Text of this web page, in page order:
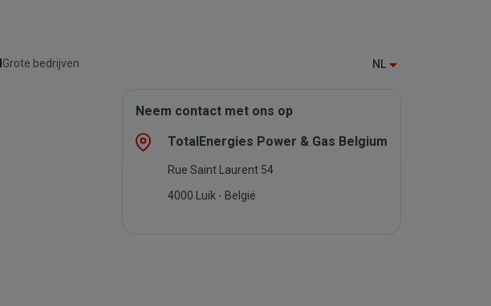
Grote bedrijven NL
Neem contact met ons op
TotalEnergies Power & Gas Belgium
Rue Saint Laurent 54
4000 Luik - België